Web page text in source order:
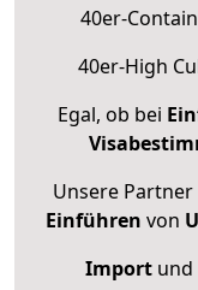
40er-
40er-High
Egal, ob bei
Unsere
Einführen von
Importund